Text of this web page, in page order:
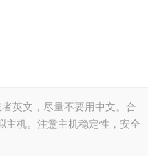
英文，尽量不要用中文。合
机。注意主机稳定性，安全